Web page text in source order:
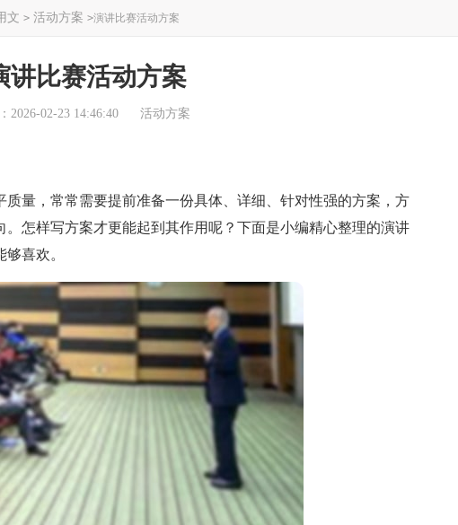
文 > 活动方案 >演讲比赛活动方案
讲比赛活动方案
2026-02-23 14:46:40 活动方案
，常常需要提前准备一份具体、详细、针对性强的方案，方
怎样写方案才更能起到其作用呢？下面是小编精心整理的演讲
喜欢。